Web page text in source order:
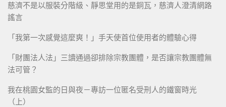
慈濟不是以服裝分階級、靜思堂用的是銅瓦，慈濟人澄清網路
謠言
「我第一次感覺這麼爽！」手天使首位使用者的體驗心得
「財團法人法」三讀通過卻排除宗教團體，是否讓宗教團體無
法可管？
我在桃園女監的日與夜－專訪一位匿名受刑人的鐵窗時光
（上）